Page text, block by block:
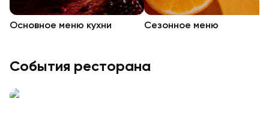
Основное меню кухни Сезонное меню
События ресторана